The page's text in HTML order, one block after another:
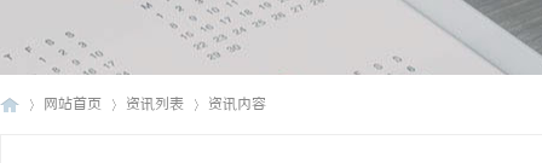
网站首页 资讯列表 资讯内容